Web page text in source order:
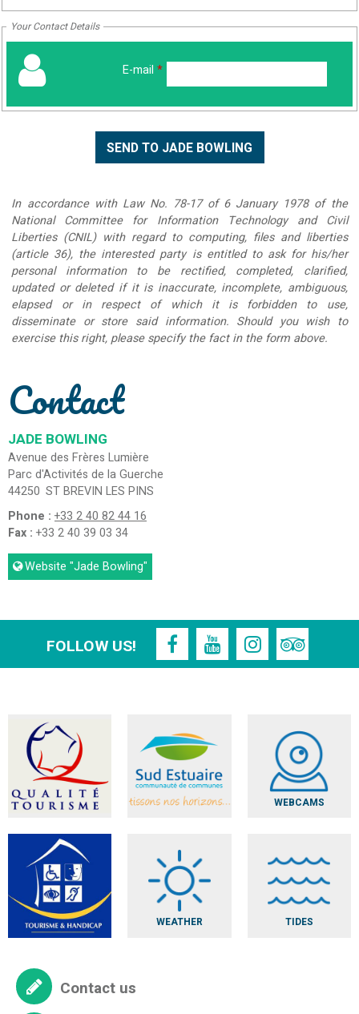
Your Contact Details
E-mail *
In accordance with Law No. 78-17 of 6 January 1978 of the
National Committee for Information Technology and Civil
Liberties (CNIL) with regard to computing, files and liberties
(article 36), the interested party is entitled to ask for his/her
personal information to be rectified, completed, clarified,
updated or deleted if it is inaccurate, incomplete, ambiguous,
elapsed or in respect of which it is forbidden to use,
disseminate or store said information. Should you wish to
exercise this right, please specify the fact in the form above.
Contact
JADE BOWLING
Avenue des Frères Lumière
Parc d'Activités de la Guerche
44250 ST BREVIN LES PINS
Phone : +33 2 40 82 44 16
Fax : +33 2 40 39 03 34
Website "Jade Bowling"
FOLLOW US!
WEBCAMS
WEATHER TIDES
Contact us